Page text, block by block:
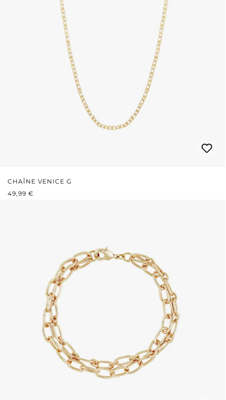
CHAÎNE VENICE G
PRIX RÉGULIER :
49,99 €